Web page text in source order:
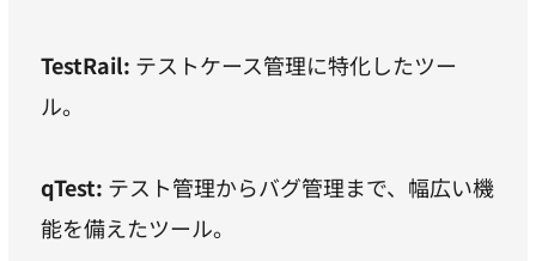
TestRail: テストケース管理に特化したツー
ル。
qTest: テスト管理からバグ管理まで、幅広い機
能を備えたツール。